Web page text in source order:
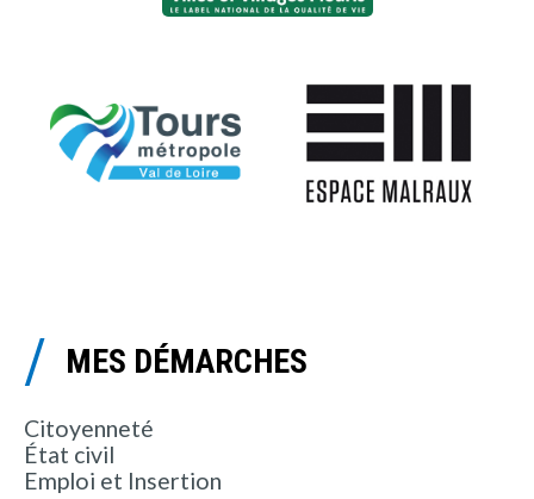
MES DÉMARCHES
Citoyenneté
État civil
Emploi et Insertion